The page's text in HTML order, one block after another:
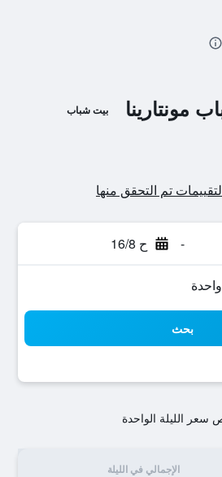
مونتارينا بيت شباب
- ح 16/8
بحث
سعر الليلة الواحدة
الإجمالي في الليلة